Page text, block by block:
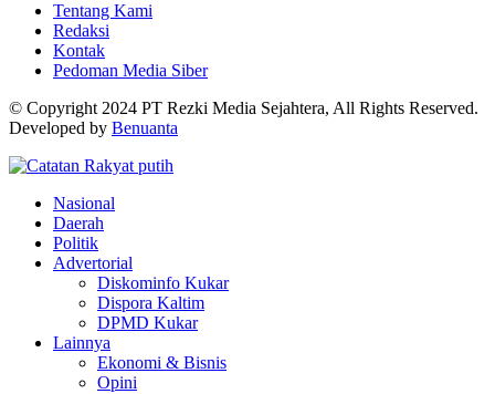
Tentang Kami
Redaksi
Kontak
Pedoman Media Siber
© Copyright 2024 PT Rezki Media Sejahtera, All Rights Reserved.
Developed by Benuanta
Nasional
Daerah
Politik
Advertorial
Diskominfo Kukar
Dispora Kaltim
DPMD Kukar
Lainnya
Ekonomi & Bisnis
Opini